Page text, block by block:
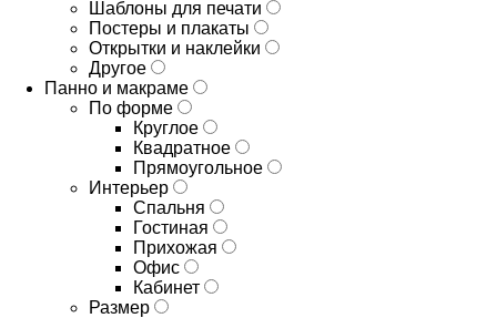
Шаблоны для печати
Постеры и плакаты
Открытки и наклейки
Другое
Панно и макраме
По форме
Круглое
Квадратное
Прямоугольное
Интерьер
Спальня
Гостиная
Прихожая
Офис
Кабинет
Размер